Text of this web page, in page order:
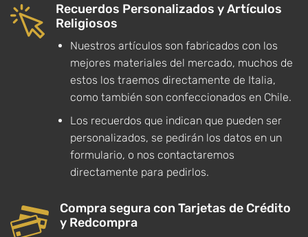
Recuerdos Personalizados y Artículos
Religiosos
Nuestros artículos son fabricados con los
mejores materiales del mercado, muchos de
estos los traemos directamente de Italia,
como también son confeccionados en Chile.
Los recuerdos que indican que pueden ser
personalizados, se pedirán los datos en un
formulario, o nos contactaremos
directamente para pedirlos.
Compra segura con Tarjetas de Crédito
y Redcompra